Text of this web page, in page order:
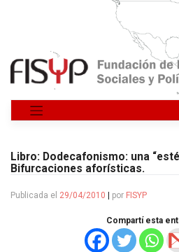
Saltar
Libro: Dodecafonismo: una
Bifurcaciones aforísticas.
Publicada el 29/04/2010 por FISYP
Compartí esta